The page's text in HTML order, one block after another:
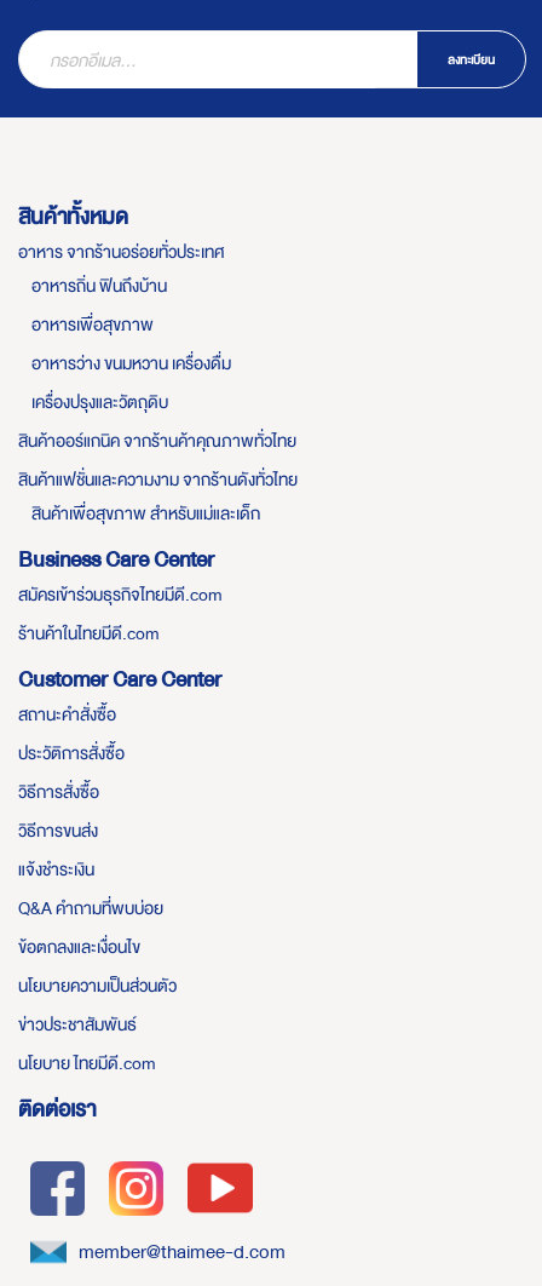
ลงทะเบียน
สินค้าทั้งหมด
อาหาร จากร้านอร่อยทั่วประเทศ
อาหารถิ่น ฟินถึงบ้าน
อาหารเพื่อสุขภาพ
อาหารว่าง ขนมหวาน เครื่องดื่ม
เครื่องปรุงและวัตถุดิบ
สินค้าออร์แกนิค จากร้านค้าคุณภาพทั่วไทย
สินค้าแฟชั่นและความงาม จากร้านดังทั่วไทย
สินค้าเพื่อสุขภาพ สำหรับแม่และเด็ก
Business Care Center
สมัครเข้าร่วมธุรกิจไทยมีดี.com
ร้านค้าในไทยมีดี.com
Customer Care Center
สถานะคำสั่งซื้อ
ประวัติการสั่งซื้อ
วิธีการสั่งซื้อ
วิธีการขนส่ง
แจ้งชำระเงิน
Q&A คำถามที่พบบ่อย
ข้อตกลงและเงื่อนไข
นโยบายความเป็นส่วนตัว
ข่าวประชาสัมพันธ์
นโยบาย ไทยมีดี.com
ติดต่อเรา
member@thaimee-d.com